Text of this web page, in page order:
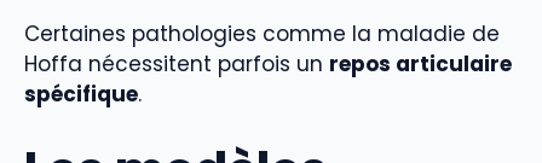
Certaines pathologies comme la maladie de
Hoffa nécessitent parfois un repos articulaire
spécifique.